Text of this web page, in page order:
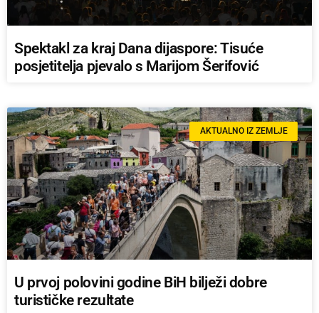
Spektakl za kraj Dana dijaspore: Tisuće
posjetitelja pjevalo s Marijom Šerifović
AKTUALNO IZ ZEMLJE
U prvoj polovini godine BiH bilježi dobre
turističke rezultate